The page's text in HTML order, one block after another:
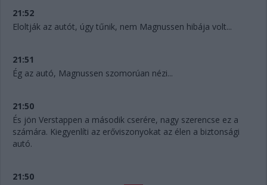
21:52
Eloltják az autót, úgy tűnik, nem Magnussen hibája volt...
21:51
Ég az autó, Magnussen szomorúan nézi...
21:50
És jön Verstappen a második cserére, nagy szerencse ez a
számára. Kiegyenlíti az erőviszonyokat az élen a biztonsági
autó.
21:50